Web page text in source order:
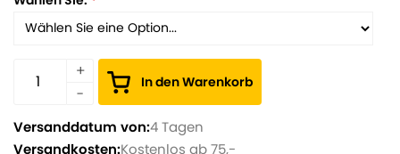
In den Warenkorb
Versanddatum von:4 Tagen
Versandkosten:Kostenlos ab 75,-